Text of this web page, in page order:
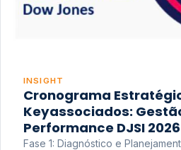
INSIGHT
Cronograma
Keyassociados:
Performance DJSI 2026
Fase 1: Diagnóstico e